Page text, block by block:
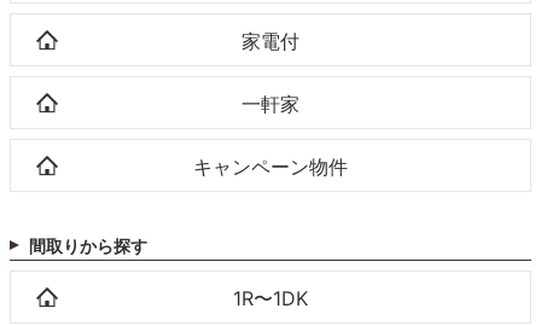
家電付
一軒家
キャンペーン物件
間取りから探す
1R〜1DK